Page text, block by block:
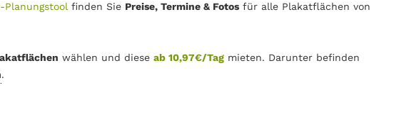
Planungstool finden Sie Preise, Termine & Fotos für alle Plakatflächen von
wählen und diese ab 10,97€/Tag mieten. Darunter befinden
.